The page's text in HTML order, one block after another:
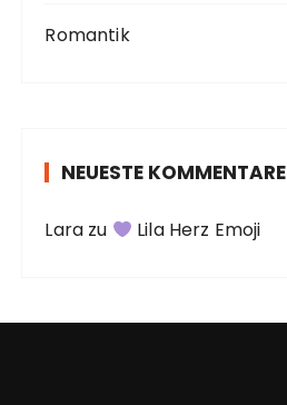
Romantik
NEUESTE KOMMENTARE
Lara zu Lila Herz Emoji